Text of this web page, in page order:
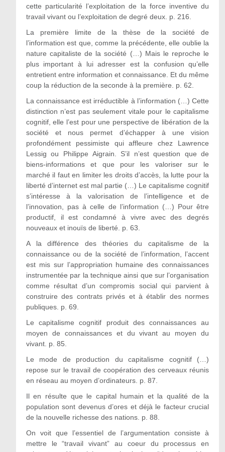
cette particularité l’exploitation de la force inventive du
travail vivant ou l’exploitation de degré deux. p. 216.
La première limite de la thèse de la société de
l’information est que, comme la précédente, elle oublie la
nature capitaliste de la société (…) Mais le reproche le
plus important à lui adresser est la confusion qu’elle
entretient entre information et connaissance. Et du même
coup la réduction de la seconde à la première. p. 62.
La connaissance est irréductible à l’information (…) Cette
distinction n’est pas seulement vitale pour le capitalisme
cognitif, elle l’est pour une perspective de libération de la
société et nous permet d’échapper à une vision
profondément pessimiste qui affleure chez Lawrence
Lessig ou Philippe Aigrain. S’il n’est question que de
biens-informations et que pour les valoriser sur le
marché il faut en limiter les droits d’accès, la lutte pour la
liberté d’internet est mal partie (…) Le capitalisme cognitif
s’intéresse à la valorisation de l’intelligence et de
l’innovation, pas à celle de l’information (…) Pour être
productif, il est condamné à vivre avec des degrés
nouveaux et inouïs de liberté. p. 63.
A la différence des théories du capitalisme de la
connaissance ou de la société de l’information, l’accent
est mis sur l’appropriation humaine des connaissances
instrumentée par la technique ainsi que sur l’organisation
comme résultat d’un compromis social qui parvient à
construire des contrats privés et à établir des normes
publiques. p. 69.
Le capitalisme cognitif produit des connaissances au
moyen de connaissances et du vivant au moyen du
vivant. p. 85.
Le mode de production du capitalisme cognitif (…)
repose sur le travail de coopération des cerveaux réunis
en réseau au moyen d’ordinateurs. p. 87.
Il en résulte que le capital humain et la qualité de la
population sont devenus d’ores et déjà le facteur crucial
de la nouvelle richesse des nations. p. 88.
On voit que l’essentiel de l’argumentation consiste à
mettre le “travail vivant” au coeur du processus en